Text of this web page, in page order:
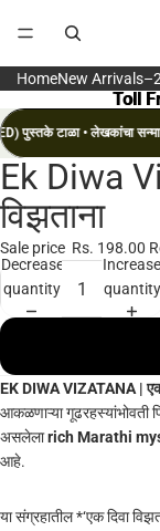
HomeNew
Toll
Toll
पुस्तके टाळा • लेखकांचा
Open
image
in
full
screen
Ek Diwa
विझताना
Sale price Rs. 198.00
Decrease
quantity
Increase
quantity
EK DIWA VIZATANA | एक
आकळणाऱ्या गूढरहस्यांभोवती
असलेलाrich Marathi
आहे.
या संग्रहातील *‘एक दिवा